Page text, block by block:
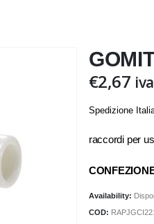
€2,67
Spedizione
raccordi per
Availability:
COD: